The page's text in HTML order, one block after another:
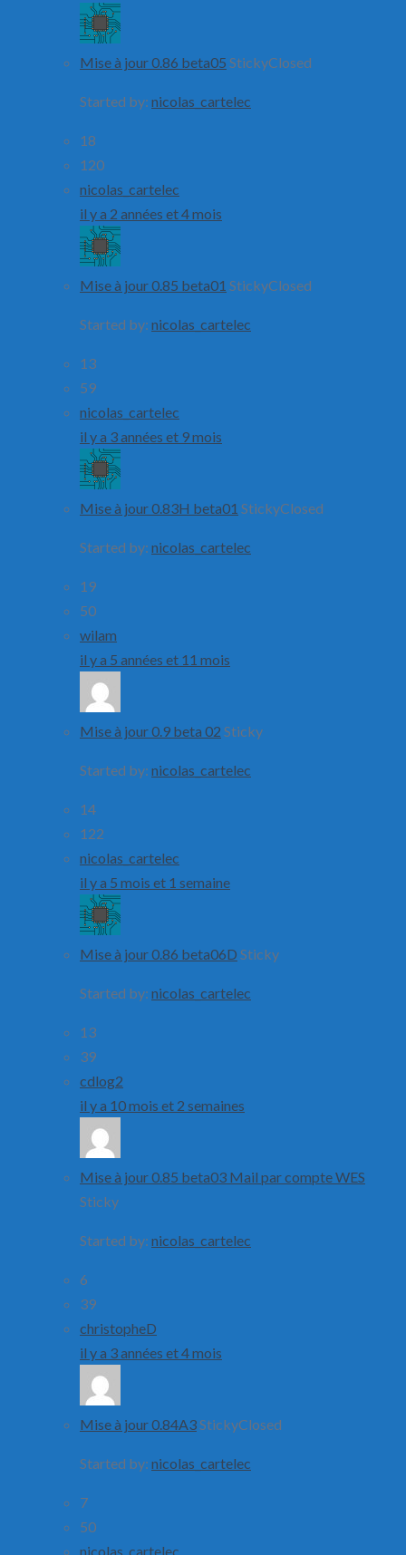
Mise à jour 0.86 beta05 StickyClosed
Started by: nicolas_cartelec
18
120
nicolas_cartelec
il y a 2 années et 4 mois
Mise à jour 0.85 beta01 StickyClosed
Started by: nicolas_cartelec
13
59
nicolas_cartelec
il y a 3 années et 9 mois
Mise à jour 0.83H beta01 StickyClosed
Started by: nicolas_cartelec
19
50
wilam
il y a 5 années et 11 mois
Mise à jour 0.9 beta 02 Sticky
Started by: nicolas_cartelec
14
122
nicolas_cartelec
il y a 5 mois et 1 semaine
Mise à jour 0.86 beta06D Sticky
Started by: nicolas_cartelec
13
39
cdlog2
il y a 10 mois et 2 semaines
Mise à jour 0.85 beta03 Mail par compte WES
Sticky
Started by: nicolas_cartelec
6
39
christopheD
il y a 3 années et 4 mois
Mise à jour 0.84A3 StickyClosed
Started by: nicolas_cartelec
7
50
nicolas_cartelec